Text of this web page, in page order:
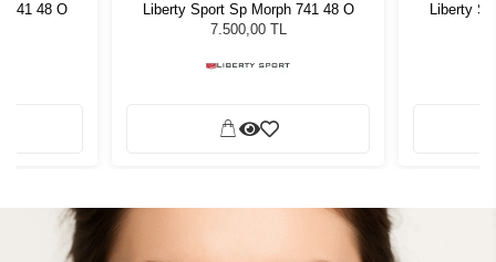
741 48 O
Liberty Sport Sp Morph 741 48 O
7.500,00 TL
Liberty